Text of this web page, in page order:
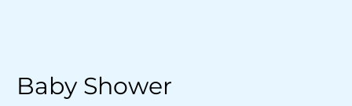
Baby Shower